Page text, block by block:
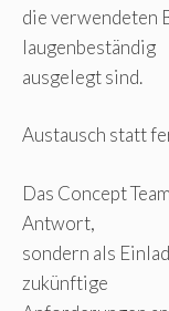
die verwendeten
laugenbeständig
ausgelegt sind.
Austausch statt
Das Concept
Antwort,
sondern als
zukünftige